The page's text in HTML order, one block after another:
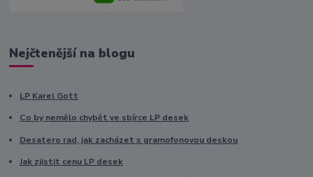
Nejčtenější na blogu
LP Karel Gott
Co by nemělo chybět ve sbírce LP desek
Desatero rad, jak zacházet s gramofonovou deskou
Jak zjistit cenu LP desek